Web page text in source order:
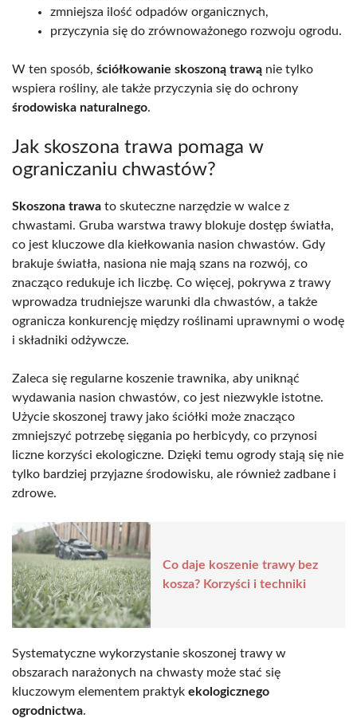
zmniejsza ilość odpadów organicznych,
przyczynia się do zrównoważonego rozwoju ogrodu.
W ten sposób, ściółkowanie skoszoną trawą nie tylko
wspiera rośliny, ale także przyczynia się do ochrony
środowiska naturalnego.
Jak skoszona trawa pomaga w
ograniczaniu chwastów?
Skoszona trawa to skuteczne narzędzie w walce z
chwastami. Gruba warstwa trawy blokuje dostęp światła,
co jest kluczowe dla kiełkowania nasion chwastów. Gdy
brakuje światła, nasiona nie mają szans na rozwój, co
znacząco redukuje ich liczbę. Co więcej, pokrywa z trawy
wprowadza trudniejsze warunki dla chwastów, a także
ogranicza konkurencję między roślinami uprawnymi o wodę
i składniki odżywcze.
Zaleca się regularne koszenie trawnika, aby uniknąć
wydawania nasion chwastów, co jest niezwykle istotne.
Użycie skoszonej trawy jako ściółki może znacząco
zmniejszyć potrzebę sięgania po herbicydy, co przynosi
liczne korzyści ekologiczne. Dzięki temu ogrody stają się nie
tylko bardziej przyjazne środowisku, ale również zadbane i
zdrowe.
Co daje koszenie trawy bez
kosza? Korzyści i techniki
Systematyczne wykorzystanie skoszonej trawy w
obszarach narażonych na chwasty może stać się
kluczowym elementem praktyk ekologicznego
ogrodnictwa.